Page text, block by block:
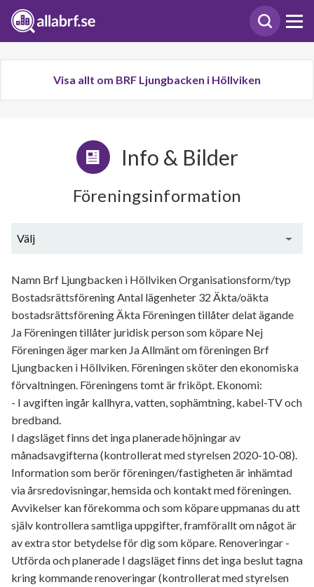
Visa allt om BRF Ljungbacken i Höllviken
Info & Bilder
Föreningsinformation
Välj
Namn Brf Ljungbacken i Höllviken Organisationsform/typ
Bostadsrättsförening Antal lägenheter 32 Äkta/oäkta
bostadsrättsförening Äkta Föreningen tillåter delat ägande
Ja Föreningen tillåter juridisk person som köpare Nej
Föreningen äger marken Ja Allmänt om föreningen Brf
Ljungbacken i Höllviken. Föreningen sköter den ekonomiska
förvaltningen. Föreningens tomt är friköpt. Ekonomi:
- I avgiften ingår kallhyra, vatten, sophämtning, kabel-TV och
bredband.
I dagsläget finns det inga planerade höjningar av
månadsavgifterna (kontrollerat med styrelsen 2020-10-08).
Information som berör föreningen/fastigheten är inhämtad
via årsredovisningar, hemsida och kontakt med föreningen.
Avvikelser kan förekomma och som köpare uppmanas du att
själv kontrollera samtliga uppgifter, framförallt om något är
av extra stor betydelse för dig som köpare. Renoveringar -
Utförda och planerade I dagsläget finns det inga beslut tagna
kring kommande renoveringar (kontrollerat med styrelsen